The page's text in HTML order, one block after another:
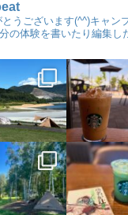
うございます(^^)キャン
の体験を書いたり編集し